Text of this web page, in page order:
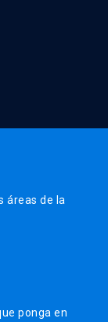
áreas de la
ponga en